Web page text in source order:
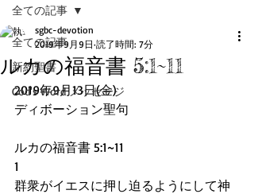
全ての記事
新約聖書
God's Word メッセージ
全ての記事
ルカの福音書 5:1~11
sgbc-devotion
2019年9月9日 読了時間: 7分
2019年9月13日(金)
ディボーション聖句
ルカの福音書 5:1~11
1
群衆がイエスに押し迫るようにして神